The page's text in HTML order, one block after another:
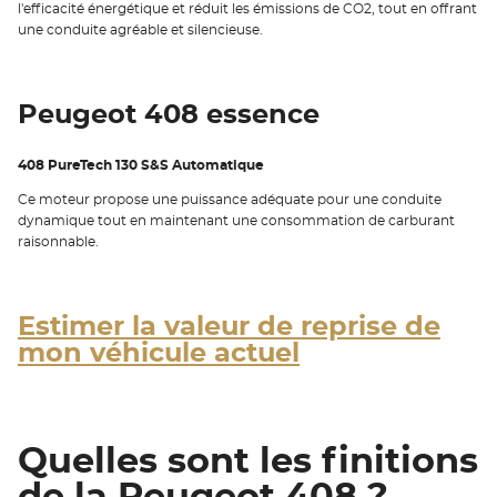
l'efficacité énergétique et réduit les émissions de CO2, tout en offrant
une conduite agréable et silencieuse.
Peugeot 408 essence
408 PureTech 130 S&S Automatique
Ce moteur propose une puissance adéquate pour une conduite
dynamique tout en maintenant une consommation de carburant
raisonnable.
Estimer la valeur de reprise de
mon véhicule actuel
Quelles sont les finitions